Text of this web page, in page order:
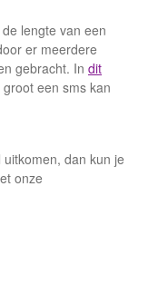
lengte van een
er meerdere
gebracht. In dit
een sms kan
dan kun je
onze